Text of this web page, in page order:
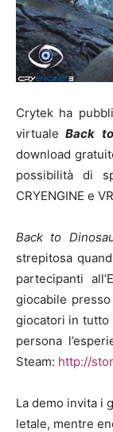
Crytek ha
virtuale Back
download
possibilità di
CRYENGINE e
Back to
strepitosa
partecipanti
giocabile
giocatori in tutto
persona
Steam: http://
La demo invita i
letale, mentre